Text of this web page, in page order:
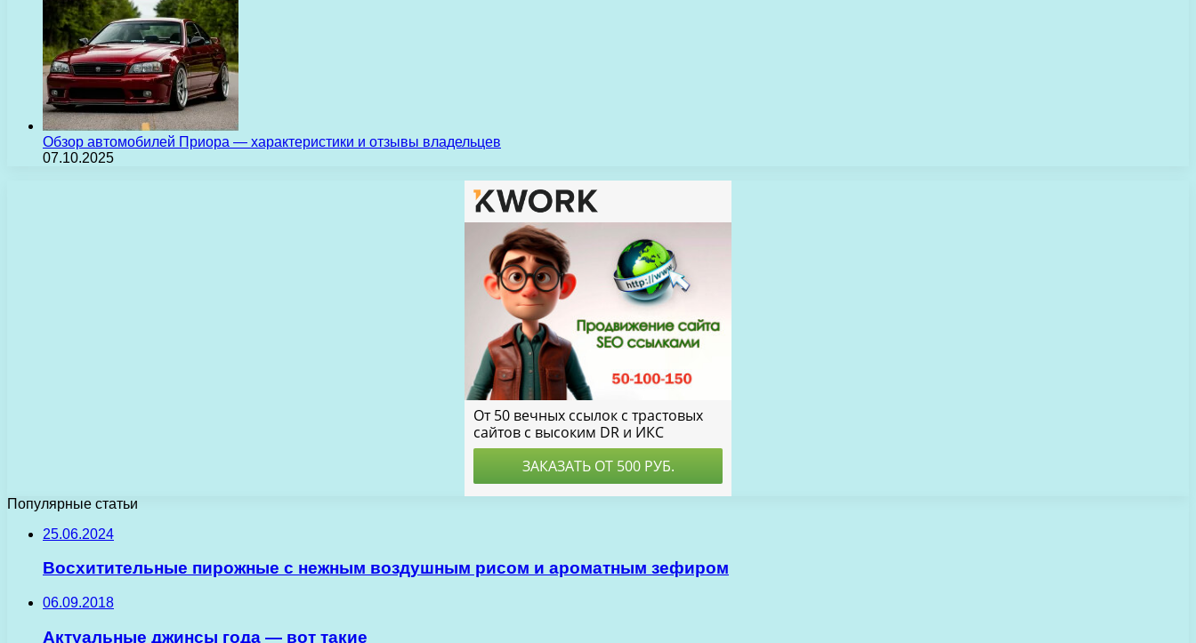
Обзор автомобилей Приора — характеристики и отзывы владельцев
07.10.2025
Популярные статьи
25.06.2024
Восхитительные пирожные с нежным воздушным рисом и ароматным зефиром
06.09.2018
Актуальные джинсы года — вот такие